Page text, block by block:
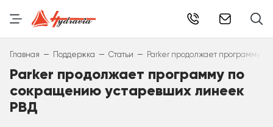
Главная – Поддержка – Статьи – Parker продолжает программу
Parker продолжает программу по
сокращению устаревших линеек
РВД